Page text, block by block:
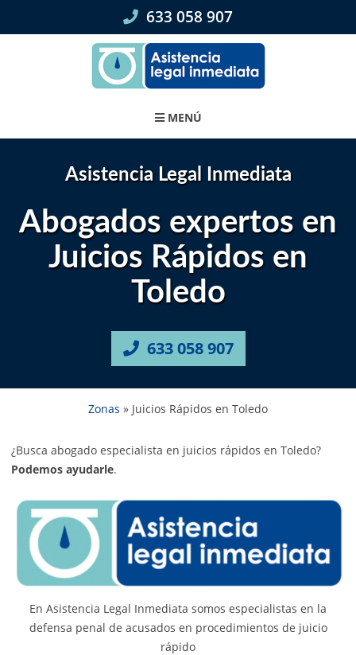
633 058 907
MENÚ
Asistencia Legal Inmediata
Abogados expertos en
Juicios Rápidos en
Toledo
633 058 907
Zonas » Juicios Rápidos en Toledo
¿Busca abogado especialista en juicios rápidos en Toledo?
Podemos ayudarle.
En Asistencia Legal Inmediata somos especialistas en la
defensa penal de acusados en procedimientos de juicio
rápido